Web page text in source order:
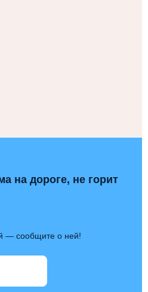
на дороге, не горит
— сообщите о ней!